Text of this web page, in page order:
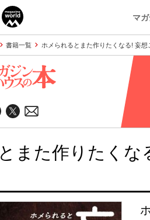
マ
書籍一覧 ホメられるとまた作りたくなる! 妄想
また作りたくな